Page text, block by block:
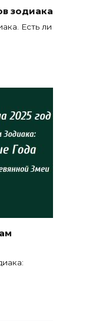
зодиака
Есть ли